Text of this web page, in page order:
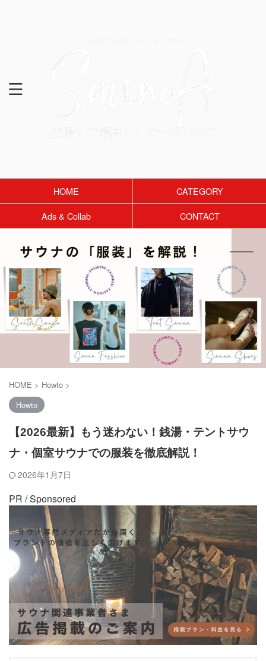
HOME
CATEGORY
Ads & Collab
CONTACT
HOME > Howto >
Howto
【2026最新】もう迷わない！銭湯・テントサウ
ナ・個室サウナでの服装を徹底解説！
2026年1月7日
PR / Sponsored